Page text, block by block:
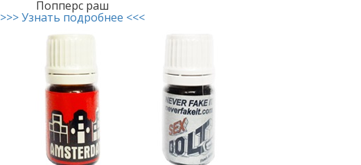
Попперс раш
>>> Узнать подробнее <<<